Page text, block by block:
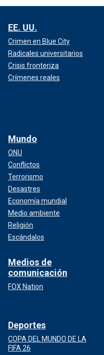
EE. UU.
Crimen en Blue City
Radicales universitarios
Crisis fronteriza
Crímenes reales
Mundo
ONU
Conflictos
Terrorismo
Desastres
Economía mundial
Medio ambiente
Religión
Escándalos
Medios de
comunicación
FOX Nation
Deportes
COPA DEL MUNDO DE LA
FIFA 26